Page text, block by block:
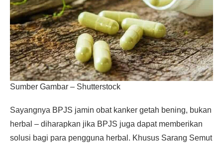
Sumber Gambar – Shutterstock
Sayangnya BPJS jamin obat kanker getah bening, bukan
herbal – diharapkan jika BPJS juga dapat memberikan
solusi bagi para pengguna herbal. Khusus Sarang Semut